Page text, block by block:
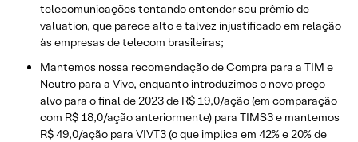
telecomunicações tentando entender seu prêmio de
valuation, que parece alto e talvez injustificado em relação
às empresas de telecom brasileiras;
Mantemos nossa recomendação de Compra para a TIM e
Neutro para a Vivo, enquanto introduzimos o novo preço-
alvo para o final de 2023 de R$ 19,0/ação (em comparação
com R$ 18,0/ação anteriormente) para TIMS3 e mantemos
R$ 49,0/ação para VIVT3 (o que implica em 42% e 20% de